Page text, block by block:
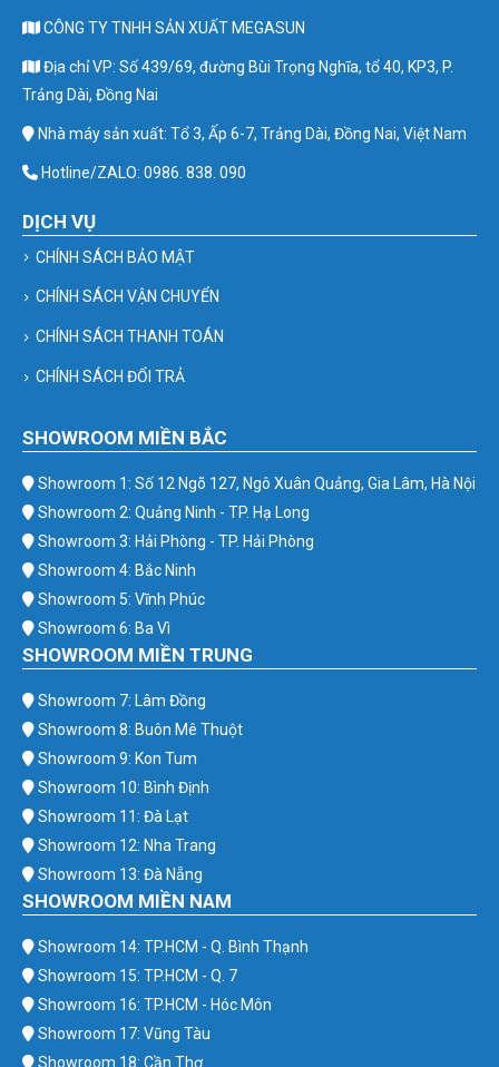
CÔNG TY TNHH SẢN XUẤT MEGASUN
Địa chỉ VP: Số 439/69, đường Bùi Trọng Nghĩa, tổ 40, KP3, P.
Trảng Dài, Đồng Nai
Nhà máy sản xuất: Tổ 3, Ấp 6-7, Trảng Dài, Đồng Nai, Việt Nam
Hotline/ZALO: 0986. 838. 090
DỊCH VỤ
CHÍNH SÁCH BẢO MẬT
CHÍNH SÁCH VẬN CHUYỂN
CHÍNH SÁCH THANH TOÁN
CHÍNH SÁCH ĐỔI TRẢ
SHOWROOM MIỀN BẮC
Showroom 1: Số 12 Ngõ 127, Ngô Xuân Quảng, Gia Lâm, Hà Nội
Showroom 2: Quảng Ninh - TP. Hạ Long
Showroom 3: Hải Phòng - TP. Hải Phòng
Showroom 4: Bắc Ninh
Showroom 5: Vĩnh Phúc
Showroom 6: Ba Vì
SHOWROOM MIỀN TRUNG
Showroom 7: Lâm Đồng
Showroom 8: Buôn Mê Thuột
Showroom 9: Kon Tum
Showroom 10: Bình Định
Showroom 11: Đà Lạt
Showroom 12: Nha Trang
Showroom 13: Đà Nẵng
SHOWROOM MIỀN NAM
Showroom 14: TP.HCM - Q. Bình Thạnh
Showroom 15: TP.HCM - Q. 7
Showroom 16: TP.HCM - Hóc Môn
Showroom 17: Vũng Tàu
Showroom 18: Cần Thơ